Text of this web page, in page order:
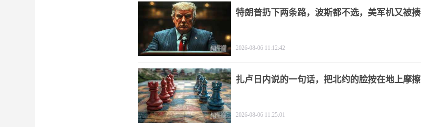
特朗普扔下两条路，波斯都不选，美军机又被揍
2026-08-06 11:12:42
扎卢日内说的一句话，把北约的脸按在地上摩擦
2026-08-06 11:25:01